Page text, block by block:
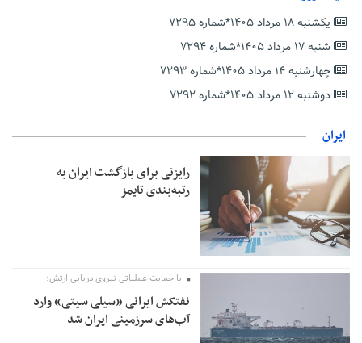
عارف: جنگ اصلی امروز، جنگ روایت‌ها بر سر امید و هویت ملی
است
هشدار معاون وظیفه عمومی گیلان به سربازان فراری؛ اعطای
معافیت شایعه است
ندارد
پس از استعفا
یکشنبه ۱۸ مرداد ۱۴۰۵*شماره ۷۲۹۵
شنبه ۱۷ مرداد ۱۴۰۵*شماره ۷۲۹۴
چهارشنبه ۱۴ مرداد ۱۴۰۵*شماره ۷۲۹۳
دوشنبه ۱۲ مرداد ۱۴۰۵*شماره ۷۲۹۲
ایران
رایزنی برای بازگشت ایران به
رتبه‌بندی تایمز
با حمایت عملیاتی نیروی دریایی ارتش؛
نفتکش ایرانی «سیلی سیتی» وارد
آب‌های سرزمینی ایران شد